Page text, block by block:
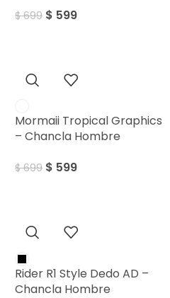
$699 $ 599
Mormaii Tropical Graphics
– Chancla Hombre
$699 $ 599
Rider R1 Style Dedo AD –
Chancla Hombre